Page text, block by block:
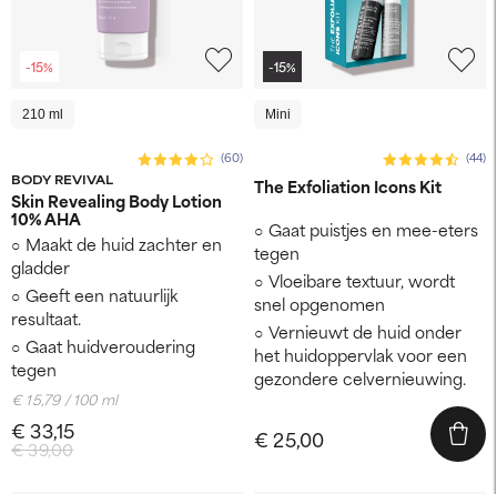
-15%
210 ml
BODY REVIVAL
(60)
Skin Revealing Body Lotion
10% AHA
Maakt de huid zachter en
gladder
Geeft een natuurlijk
resultaat.
Gaat huidveroudering
tegen
€ 39,00
€ 33,15
€ 15,79 / 100 ml
-15%
Mini
(44)
The Exfoliation Icons Kit
Gaat puistjes en mee-eters
tegen
Vloeibare textuur, wordt
snel opgenomen
Vernieuwt de huid onder
het huidoppervlak voor een
gezondere celvernieuwing.
€ 25,00